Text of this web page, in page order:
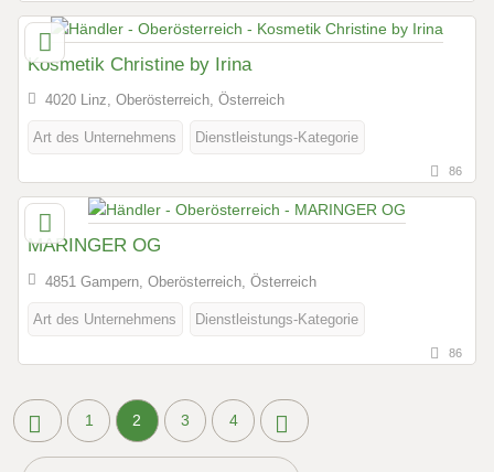
Kosmetik Christine by Irina
4020 Linz, Oberösterreich, Österreich
Art des Unternehmens Dienstleistungs-Kategorie
86
MARINGER OG
4851 Gampern, Oberösterreich, Österreich
Art des Unternehmens Dienstleistungs-Kategorie
86
1 2 3 4